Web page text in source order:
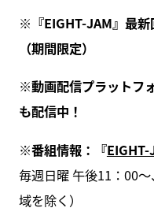
※『EIGHT-JAM』最新
（期間限定）
※動画配信プラットフ
も配信中！
※番組情報：『EIGHT-
毎週日曜 午後11：00
域を除く）